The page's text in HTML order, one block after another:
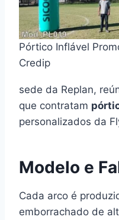
Pórtico Inflável
Credip
sede da Replan,
que contratam
personalizados da
Modelo e
Cada arco é
emborrachado de